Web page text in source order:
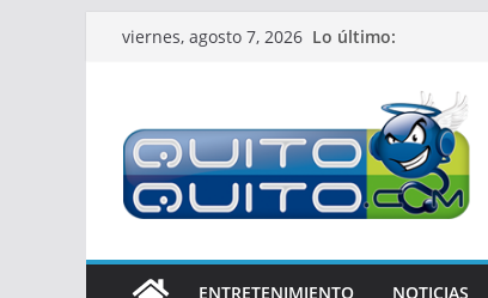
Saltarviernes, agosto 7, 2026 Lo último:
ENTRETENIMIENTO NOTICIAS